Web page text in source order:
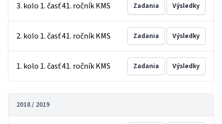
3. kolo 1. časť 41. ročník KMS Zadania Výsledky
2. kolo 1. časť 41. ročník KMS Zadania Výsledky
1. kolo 1. časť 41. ročník KMS Zadania Výsledky
2018 / 2019